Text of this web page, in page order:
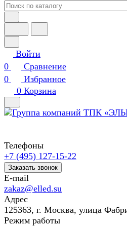
Войти
0
Сравнение
0
Избранное
0 Корзина
Телефоны
+7 (495) 127-15-22
Заказать звонок
E-mail
zakaz@elled.su
Адрес
125363, г. Москва, улица
Режим работы